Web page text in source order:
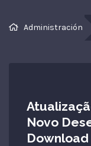
Administración
Novo
Download